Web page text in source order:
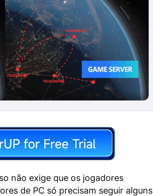
não exige que os jogadores
de PC só precisam seguir alguns